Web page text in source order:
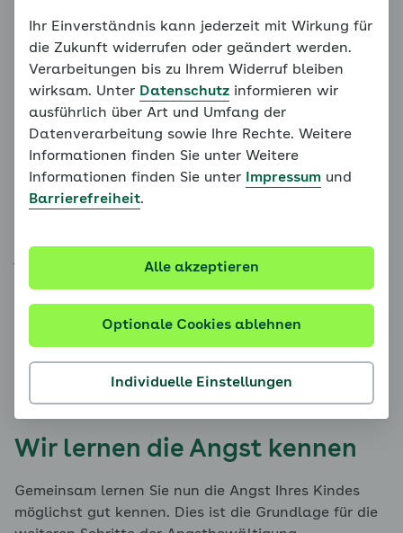
Familiencoaches der Reihe nach.
Weiter mit: Wann hilft mir der Coach?
Vielleicht ist Ihnen schon mal aufgefallen, dass die
Angst Ihres Kindes nicht immer gleich, sondern
unterschiedlich stark ausgeprägt ist?
jeweiligen Situation oder Herausforderung sein. Oder
also seiner körperlichen Verfassung oder Stimmung.
Sie kann sich auch unterscheiden, je nachdem, ob Ihr
Kind über die angstauslösende Situation nachdenkt,
darüber redet oder sie tatsächlich erlebt.
Wir lernen die Angst kennen
Gemeinsam lernen Sie nun die Angst Ihres Kindes
möglichst gut kennen. Dies ist die Grundlage für die
Ihr Einverständnis kann jederzeit mit Wirkung für
die Zukunft widerrufen oder geändert werden.
Verarbeitungen bis zu Ihrem Widerruf bleiben
wirksam. Unter Datenschutz informieren wir
ausführlich über Art und Umfang der
Datenverarbeitung sowie Ihre Rechte. Weitere
Informationen finden Sie unter Weitere
Informationen finden Sie unter
Impressum und
Barrierefreiheit.
Individuelle Einstellungen
Optionale Cookies ablehnen
Alle akzeptieren